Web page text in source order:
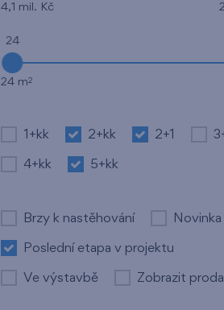
4,1 mil. Kč
24
24 m2
1+kk 2+kk 2+1
4+kk 5+kk
Brzy k nastěhování Novinka
Poslední etapa v projektu
Ve výstavbě Zobrazit